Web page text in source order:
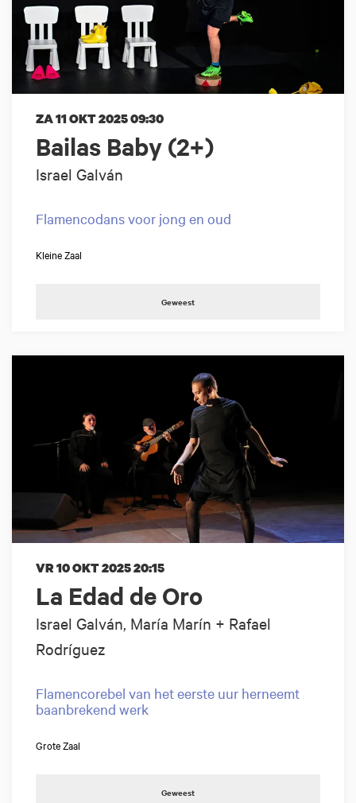
Bailas Baby (2+)
Israel Galván
ZA 11 OKT 202509:30
Flamencodans voor jong en oud
Kleine Zaal
Geweest
La Edad de Oro
Israel Galván, María Marín + Rafael
Rodríguez
VR 10 OKT 202520:15
Flamencorebel van het eerste uur herneemt
baanbrekend werk
Grote Zaal
Geweest